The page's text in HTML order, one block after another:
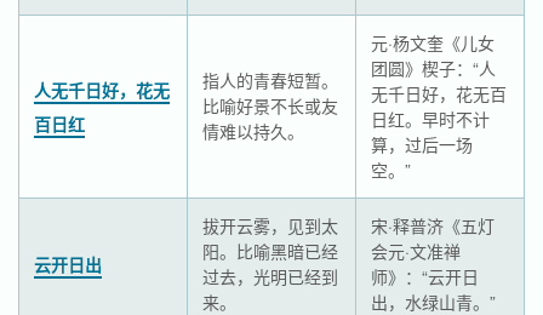
人无千日好，花无
百日红
指人的青春短暂。
比喻好景不长或友
情难以持久。
元·杨文奎《儿女
团圆》楔子：“人
无千日好，花无百
日红。早时不计
算，过后一场
空。”
云开日出
拔开云雾，见到太
阳。比喻黑暗已经
过去，光明已经到
来。
宋·释普济《五灯
会元·文准禅
师》：“云开日
出，水绿山青。”